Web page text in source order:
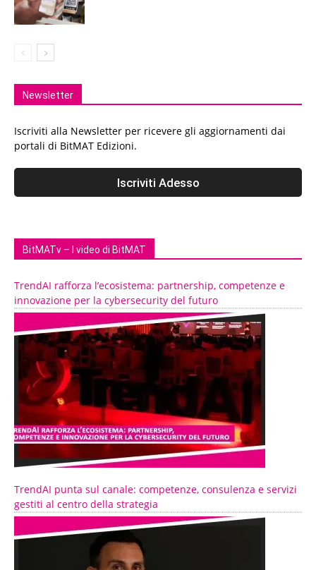
Newsletter
Iscriviti alla Newsletter per ricevere gli aggiornamenti dai
portali di BitMAT Edizioni.
BitMATv – I video di BitMAT
TrendAI rafforza l’ecosistema: partnership, competenze e
innovazione per la cybersecurity del futuro
TrendAI punta sul canale: competenze, consulenza e servizi
gestiti al centro della strategia